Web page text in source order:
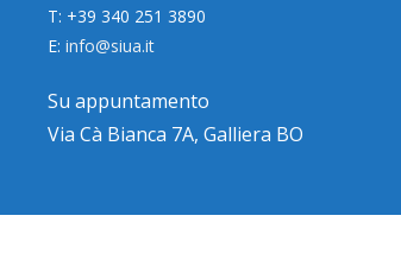
T: +39 340 251 3890
E: info@siua.it
Su appuntamento
Via Cà Bianca 7A, Galliera BO